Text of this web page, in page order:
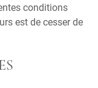
conditions
est de cesser de